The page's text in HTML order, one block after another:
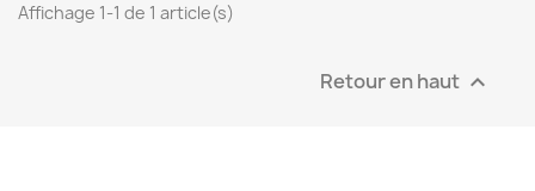
Affichage 1-1 de 1 article(s)
Retour en haut 